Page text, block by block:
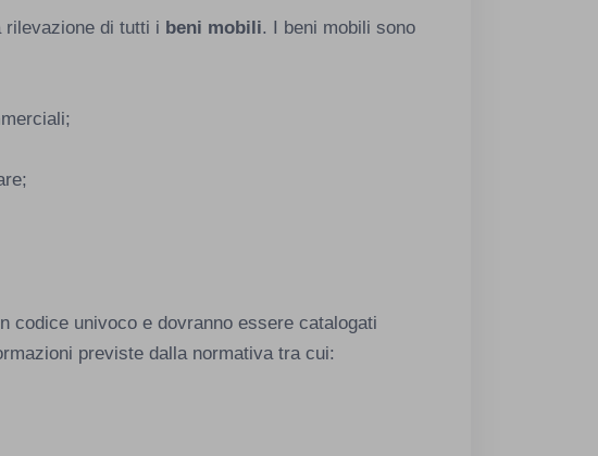
rilevazione di tutti i beni mobili. I beni mobili sono
codice univoco e dovranno essere catalogati
previste dalla normativa tra cui: